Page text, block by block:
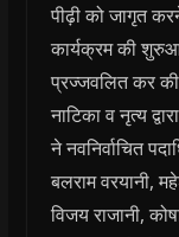
पीढ़ी को जागृत
कार्यक्रम की
प्रज्जवलित कर
नाटिका व नृत्य
ने नवनिर्वाचित
बलराम वरयानी,
विजय राजानी,